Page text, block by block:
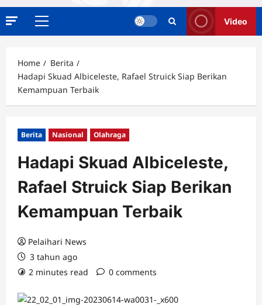
Primary
Video
Home
Berita
Hadapi Skuad Albiceleste, Rafael Struick Siap Berikan
Kemampuan Terbaik
Berita Nasional Olahraga
Hadapi Skuad Albiceleste,
Rafael Struick Siap Berikan
Kemampuan Terbaik
Pelaihari News
3 tahun ago
2 minutes read
0 comments